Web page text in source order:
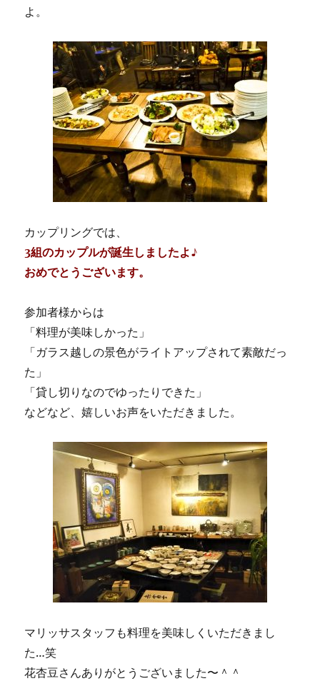
よ。
カップリングでは、
3組のカップルが誕生しましたよ♪
おめでとうございます。
参加者様からは
「料理が美味しかった」
「ガラス越しの景色がライトアップされて素敵だっ
た」
「貸し切りなのでゆったりできた」
などなど、嬉しいお声をいただきました。
マリッサスタッフも料理を美味しくいただきまし
た…笑
花杏豆さんありがとうございました〜＾＾